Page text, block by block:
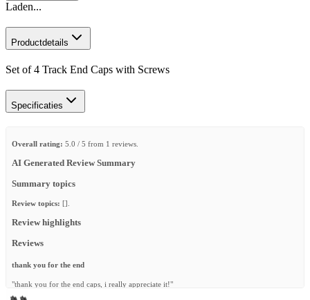
Laden...
Productdetails
Set of 4 Track End Caps with Screws
Specificaties
Overall rating: 5.0 / 5 from 1 reviews.
AI Generated Review Summary
Summary topics
Review topics: [].
Review highlights
Reviews
thank you for the end
"thank you for the end caps, i really appreciate it!"